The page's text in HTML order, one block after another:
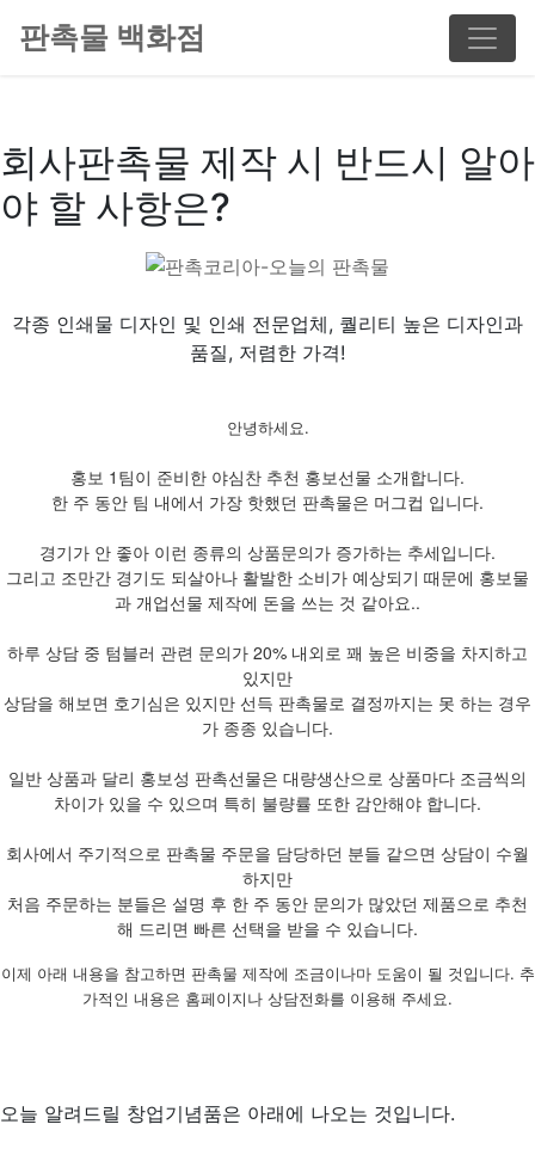
판촉물 백화점
회사판촉물 제작 시 반드시 알아
야 할 사항은?
각종 인쇄물 디자인 및 인쇄 전문업체, 퀄리티 높은 디자인과
품질, 저렴한 가격!
안녕하세요.
홍보 1팀이 준비한 야심찬 추천 홍보선물 소개합니다.
한 주 동안 팀 내에서 가장 핫했던 판촉물은 머그컵 입니다.
경기가 안 좋아 이런 종류의 상품문의가 증가하는 추세입니다.
그리고 조만간 경기도 되살아나 활발한 소비가 예상되기 때문에 홍보물
과 개업선물 제작에 돈을 쓰는 것 같아요..
하루 상담 중 텀블러 관련 문의가 20% 내외로 꽤 높은 비중을 차지하고
있지만
상담을 해보면 호기심은 있지만 선득 판촉물로 결정까지는 못 하는 경우
가 종종 있습니다.
일반 상품과 달리 홍보성 판촉선물은 대량생산으로 상품마다 조금씩의
차이가 있을 수 있으며 특히 불량률 또한 감안해야 합니다.
회사에서 주기적으로 판촉물 주문을 담당하던 분들 같으면 상담이 수월
하지만
처음 주문하는 분들은 설명 후 한 주 동안 문의가 많았던 제품으로 추천
해 드리면 빠른 선택을 받을 수 있습니다.
이제 아래 내용을 참고하면 판촉물 제작에 조금이나마 도움이 될 것입니다. 추
가적인 내용은 홈페이지나 상담전화를 이용해 주세요.
오늘 알려드릴 창업기념품은 아래에 나오는 것입니다.